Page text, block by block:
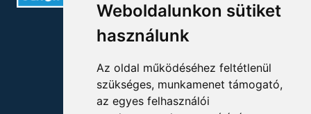
Weboldalunkon sütiket
használunk
Az oldal működéséhez feltétlenül
szükséges, munkamenet támogató,
az egyes felhasználói
ELÉRHETŐSÉGEK
+36 1 880 7600
info@mprx.hu